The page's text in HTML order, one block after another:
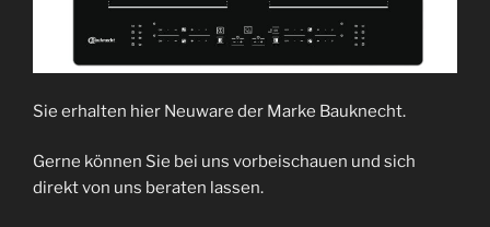
Sie erhalten hier Neuware der Marke Bauknecht.
Gerne können Sie bei uns vorbeischauen und sich
direkt von uns beraten lassen.